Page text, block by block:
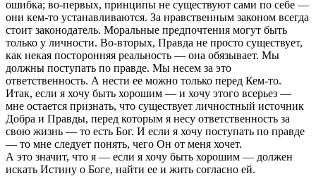
ошибка; во-первых, принципы не существуют сами по себе —
они кем-то устанавливаются. За нравственным законом всегда
стоит законодатель. Моральные предпочтения могут быть
только у личности. Во-вторых, Правда не просто существует,
как некая посторонняя реальность — она обязывает. Мы
должны поступать по правде. Мы несем за это
ответственность. А нести ее можно только перед Кем-то.
Итак, если я хочу быть хорошим — и хочу этого всерьез —
мне остается признать, что существует личностный источник
Добра и Правды, перед которым я несу ответственность за
свою жизнь — то есть Бог. И если я хочу поступать по правде
— то мне следует понять, чего Он от меня хочет.
А это значит, что я — если я хочу быть хорошим — должен
искать Истину о Боге, найти ее и жить согласно ей.